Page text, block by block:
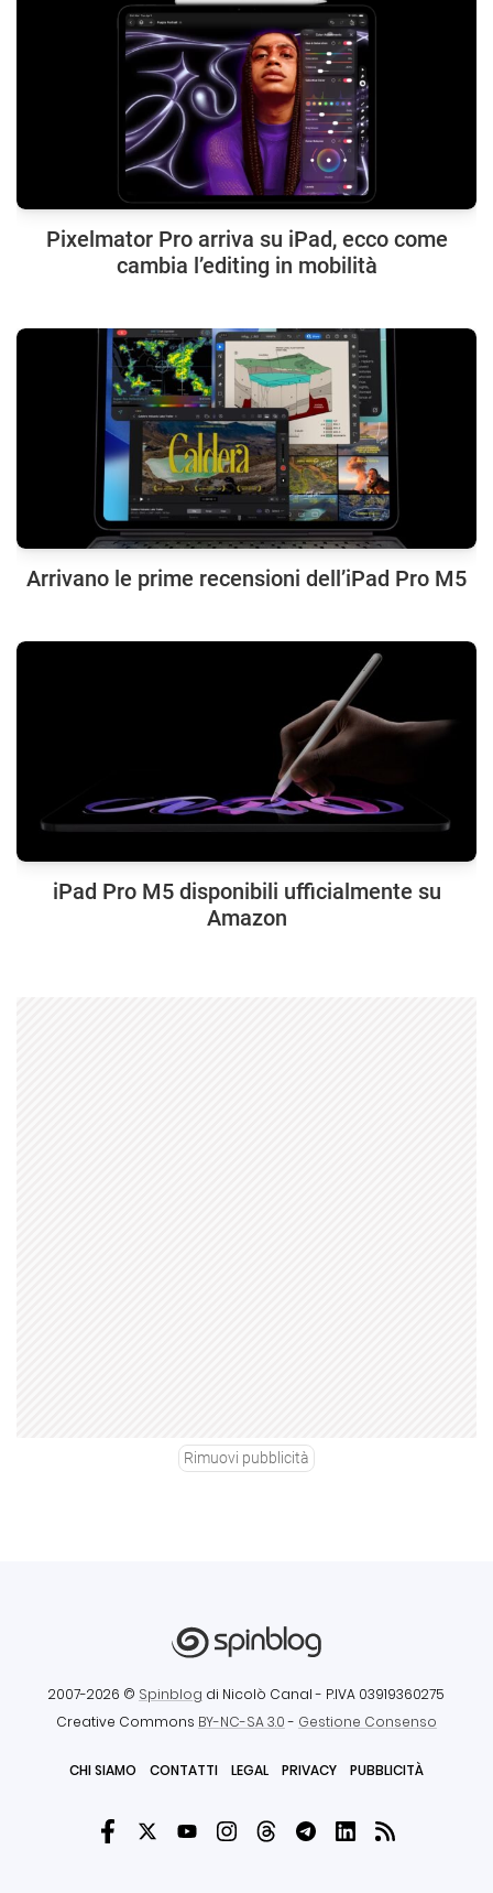
Pixelmator Pro arriva su iPad, ecco come
cambia l’editing in mobilità
Arrivano le prime recensioni dell’iPad Pro M5
iPad Pro M5 disponibili ufficialmente su
Amazon
Rimuovi pubblicità
2007-2026 © Spinblog di Nicolò Canal - P.IVA 03919360275
Creative Commons BY-NC-SA 3.0- Gestione Consenso
CHI SIAMO CONTATTI LEGAL PRIVACY PUBBLICITÀ